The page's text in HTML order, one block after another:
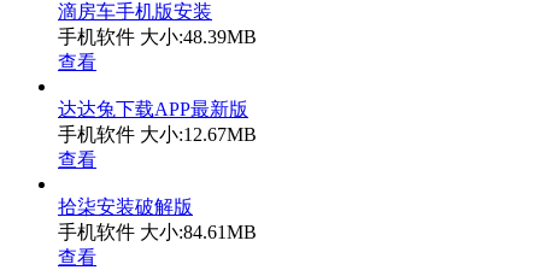
滴房车手机版安装
手机软件 大小:48.39MB
查看
达达兔下载APP最新版
手机软件 大小:12.67MB
查看
拾柒安装破解版
手机软件 大小:84.61MB
查看